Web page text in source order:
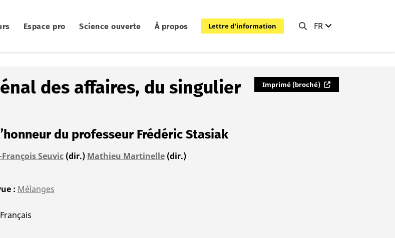
Espace pro Science ouverte À propos Lettre d'information FR
des affaires, du singulier
du professeur Frédéric Stasiak
François Seuvic (dir.) Mathieu Martinelle (dir.)
Mélanges
Français
Imprimé (broché)